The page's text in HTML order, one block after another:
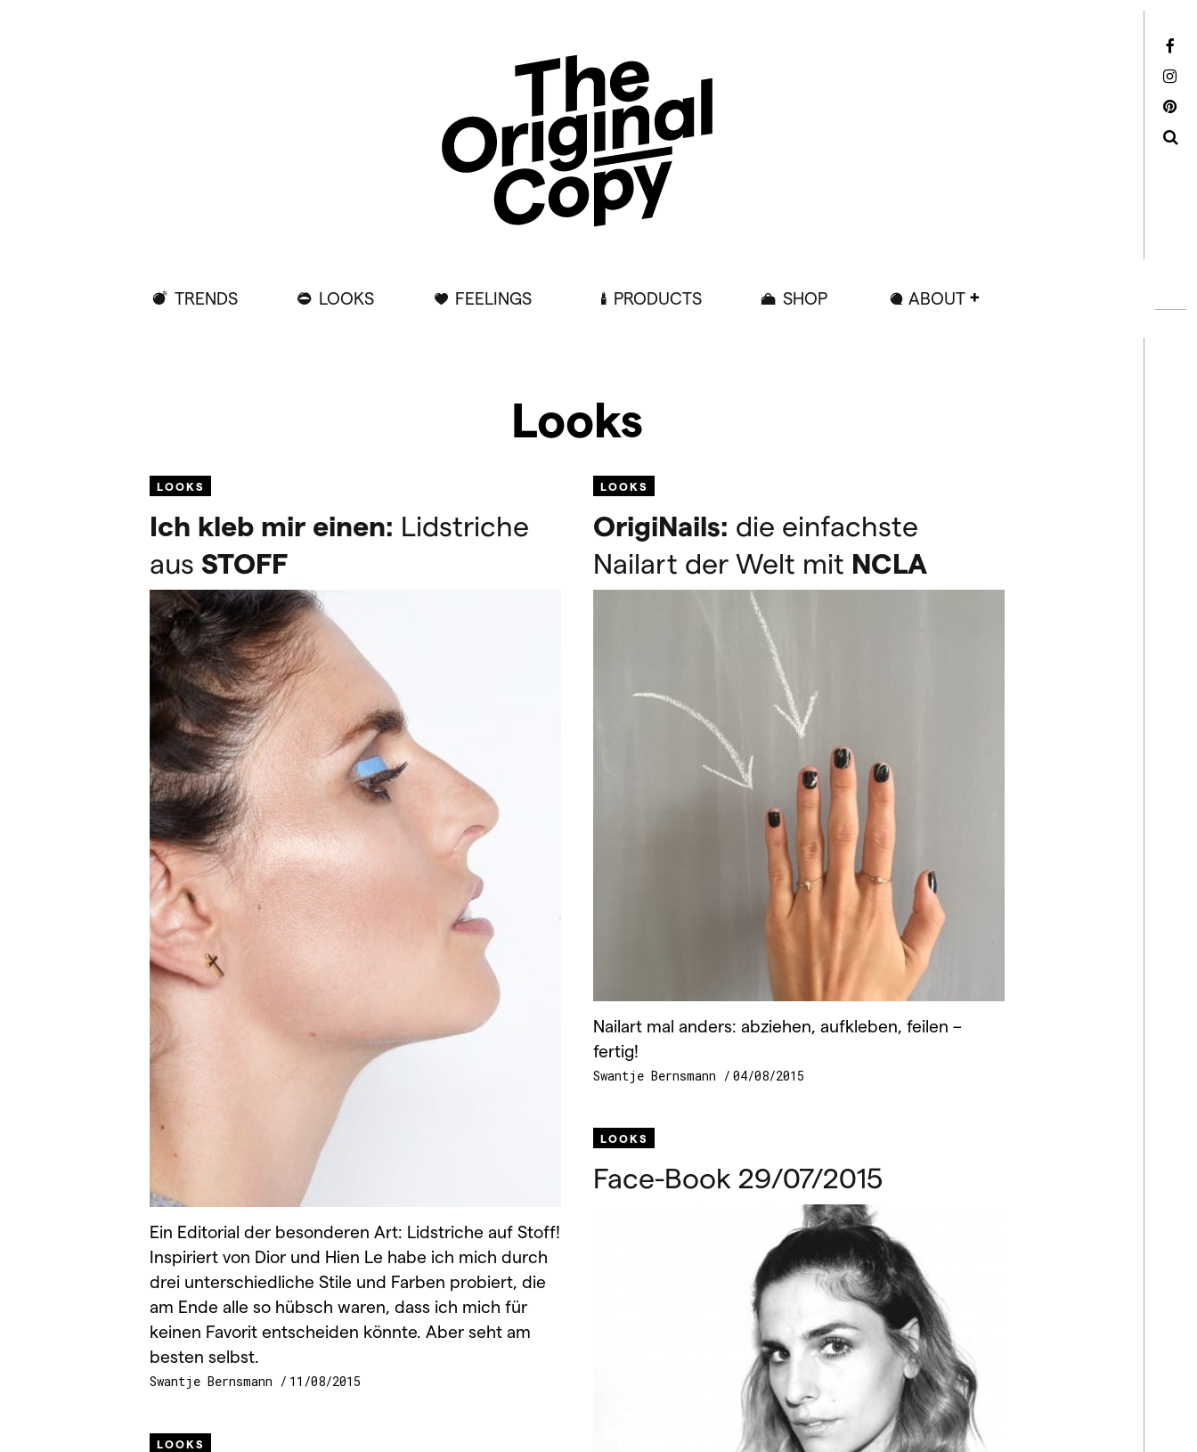
TRENDS LOOKS FEELINGS PRODUCTS SHOP ABOUT
Looks
LOOKS
Ich kleb mir einen: Lidstriche
aus STOFF
Ein Editorial der besonderen Art: Lidstriche auf Stoff!
Inspiriert von Dior und Hien Le habe ich mich durch
drei unterschiedliche Stile und Farben probiert, die
am Ende alle so hübsch waren, dass ich mich für
keinen Favorit entscheiden könnte. Aber seht am
besten selbst.
Swantje Bernsmann 11/08/2015
LOOKS
OrigiNails: die einfachste
Nailart der Welt mit NCLA
Nailart mal anders: abziehen, aufkleben, feilen –
fertig!
Swantje Bernsmann 04/08/2015
LOOKS
Face-Book 29/07/2015
LOOKS